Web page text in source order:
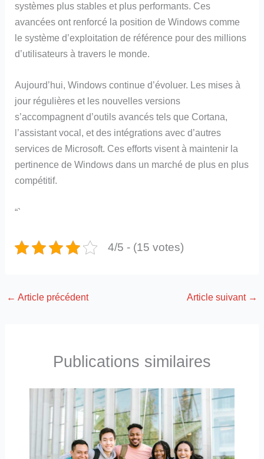
systèmes plus stables et plus performants. Ces
avancées ont renforcé la position de Windows comme
le système d’exploitation de référence pour des millions
d’utilisateurs à travers le monde.
Aujourd’hui, Windows continue d’évoluer. Les mises à
jour régulières et les nouvelles versions
s’accompagnent d’outils avancés tels que Cortana,
l’assistant vocal, et des intégrations avec d’autres
services de Microsoft. Ces efforts visent à maintenir la
pertinence de Windows dans un marché de plus en plus
compétitif.
“`
4/5 - (15 votes)
← Article précédent Article suivant →
Publications similaires